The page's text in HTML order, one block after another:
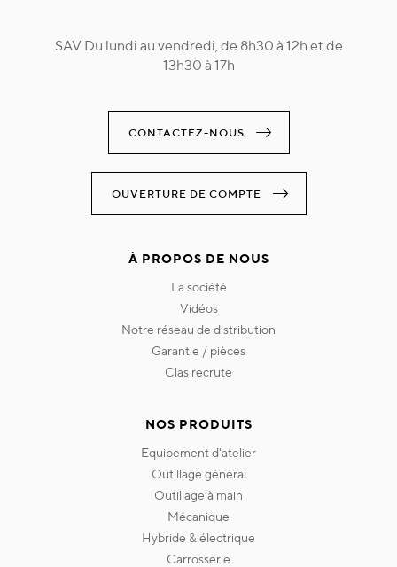
SAV Du lundi au vendredi, de 8h30 à 12h et de
13h30 à 17h
CONTACTEZ-NOUS
OUVERTURE DE COMPTE
À PROPOS DE NOUS
la société
vidéos
notre réseau de distribution
garantie / pièces
clas recrute
NOS PRODUITS
equipement d'atelier
outillage général
outillage à main
mécanique
hybride & électrique
carrosserie